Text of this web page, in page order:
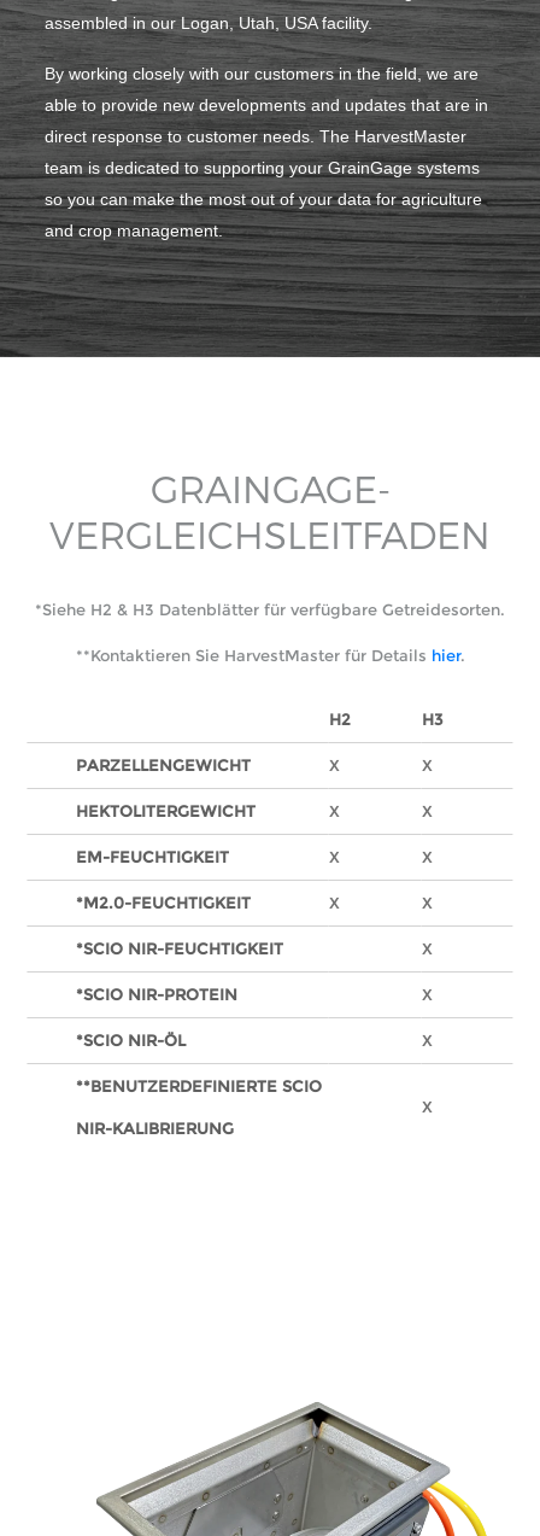
assembled in our Logan, Utah, USA facility.
By working closely with our customers in the field, we are
able to provide new developments and updates that are in
direct response to customer needs. The HarvestMaster
team is dedicated to supporting your GrainGage systems
so you can make the most out of your data for agriculture
and crop management.
GRAINGAGE-
VERGLEICHSLEITFADEN
*Siehe H2 & H3 Datenblätter für verfügbare Getreidesorten.
**Kontaktieren Sie HarvestMaster für Details hier.
H2 H3
PARZELLENGEWICHT X X
HEKTOLITERGEWICHT X X
EM-FEUCHTIGKEIT X X
*M2.0-FEUCHTIGKEIT X X
*SCIO NIR-FEUCHTIGKEIT X
*SCIO NIR-PROTEIN X
*SCIO NIR-ÖL X
**BENUTZERDEFINIERTE SCIO
NIR-KALIBRIERUNG
X